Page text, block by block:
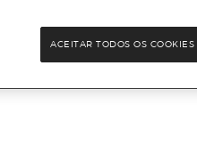
ACEITAR TODOS OS COOKIES